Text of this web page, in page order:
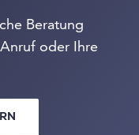
Beratung
oder Ihre